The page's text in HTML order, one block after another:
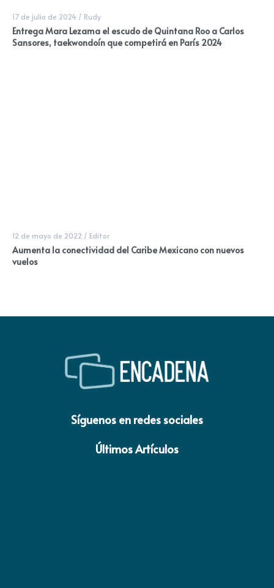
17 de julio de 2024 / Rudy
Entrega Mara Lezama el escudo de Quintana Roo a Carlos
Sansores, taekwondoín que competirá en París 2024
12 de mayo de 2022 / Editor
Aumenta la conectividad del Caribe Mexicano con nuevos
vuelos
Síguenos en redes sociales
Últimos Artículos